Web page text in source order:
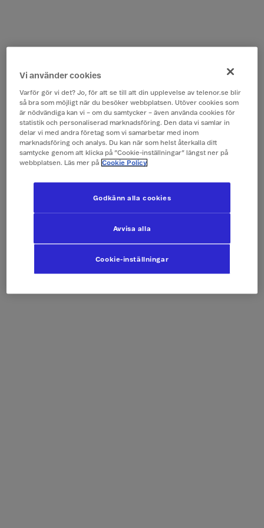
Vi använder cookies
Varför gör vi det? Jo, för att se till att din upplevelse av telenor.se blir
så bra som möjligt när du besöker webbplatsen. Utöver cookies som
är nödvändiga kan vi – om du samtycker – även använda cookies för
statistik och personaliserad marknadsföring. Den data vi samlar in
delar vi med andra företag som vi samarbetar med inom
marknadsföring och analys. Du kan när som helst återkalla ditt
samtycke genom att klicka på ”Cookie-inställningar” längst ner på
webbplatsen. Läs mer på Cookie Policy
Cookie-inställningar
Avvisa alla
Godkänn alla cookies